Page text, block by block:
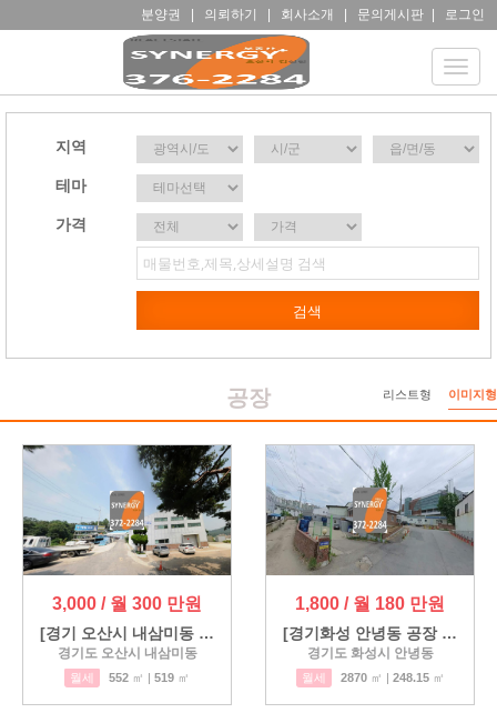
분양권 의뢰하기 회사소개 문의게시판 로그인
Toggle
지역
테마
가격
공장 리스트형 이미지형
3,000 / 월 300 만원
[경기 오산시 내삼미동 사무실…
경기도 오산시 내삼미동
월세 552 ㎡ | 519 ㎡
1,800 / 월 180 만원
[경기화성 안녕동 공장 임대] …
경기도 화성시 안녕동
월세 2870㎡ | 248.15㎡